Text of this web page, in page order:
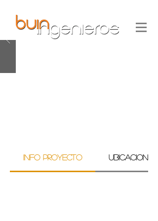
INFO PROYECTO UBICACION